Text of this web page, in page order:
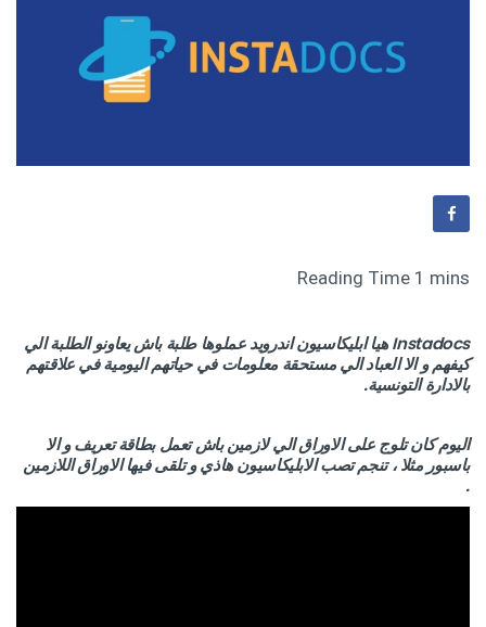
Instadocs هيا ابليكاسيون اندرويد عملوها طلبة باش يعاونو الطلبة الي
كيفهم و الا العباد الي مستحقة معلومات في حياتهم اليومية في علاقتهم
بالادارة التونسية.
اليوم كان تلوج على الاوراق الي لازمين باش تعمل بطاقة تعريف و الا
باسبور مثلا ، تنجم تصب الابليكاسيون هاذي و تلقى فيها الاوراق اللازمين
.